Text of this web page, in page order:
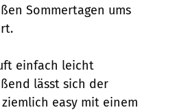
Sommertagen ums
einfach leicht
lässt sich der
easy mit einem